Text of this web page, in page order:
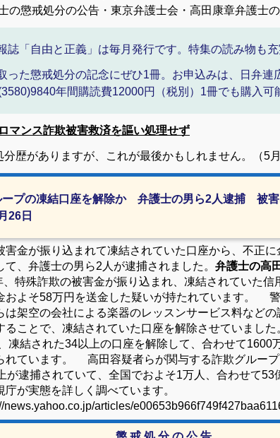
の懲戒処分の公告・東京弁護士会・高田康章弁護士
誌「自由と正義」は毎月発行です。特集の読み物も充
った懲戒処分の記念にぜひ1冊。お申込みは、日弁連
年間購読費12000円（税別）1冊でも購入可
マンス詐欺被害救済を謳い処理せず
分歴がありますが、これが最後かもしれません。（5
ープの凍結口座を解除か 弁護士の男ら2人逮捕 被害
26日
害金が振り込まれて凍結されていた口座から、不正
て、弁護士の男ら2人が逮捕されました。 弁護士の高
、特殊詐欺の被害金が振り込まれ、凍結されていた信
およそ58万円を送金した疑いが持たれています。 警
は架空の会社による楽器のレッスンサービス料などの
ることで、凍結されていた口座を解除させていまし
凍結された34以上の口座を解除して、合わせて1600
れています。 高田容疑者らが関与する詐欺グループ
が逮捕されていて、全国でおよそ1万人、合わせて53
庁が実態を詳しく調べています。
articles/